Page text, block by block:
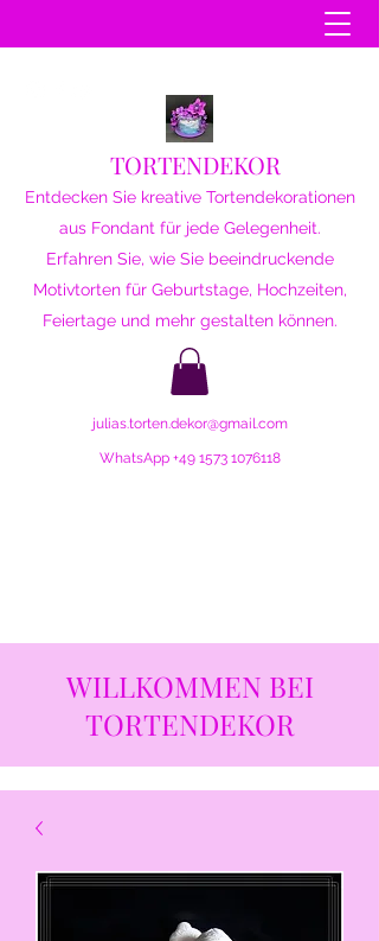
TORTENDEKOR
Entdecken Sie kreative Tortendekorationen
aus Fondant für jede Gelegenheit.
Erfahren Sie, wie Sie beeindruckende
Motivtorten für Geburtstage, Hochzeiten,
Feiertage und mehr gestalten können.
julias.torten.dekor@gmail.com
WhatsApp +49 1573 1076118
WILLKOMMEN BEI
TORTENDEKOR